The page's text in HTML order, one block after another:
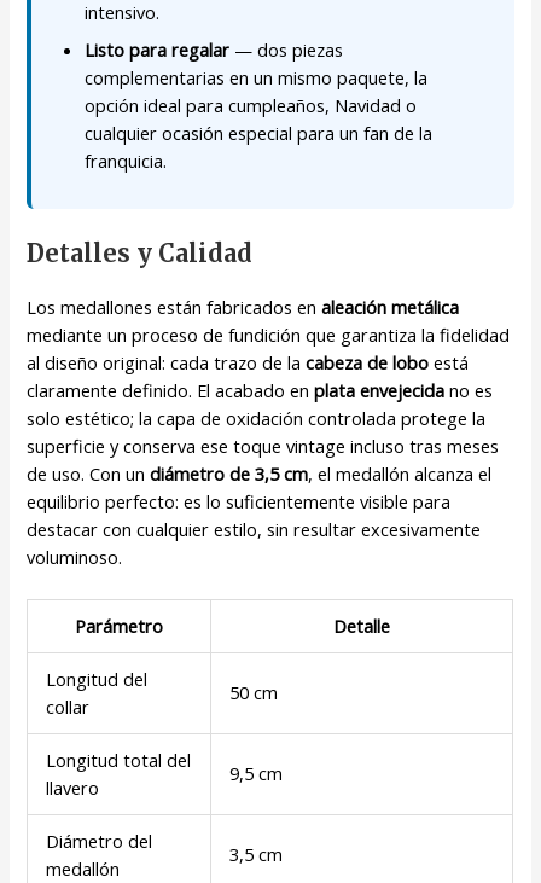
intensivo.
Listo para regalar — dos piezas
complementarias en un mismo paquete, la
opción ideal para cumpleaños, Navidad o
cualquier ocasión especial para un fan de la
franquicia.
Detalles y Calidad
Los medallones están fabricados enaleación metálica
mediante un proceso de fundición que garantiza la fidelidad
al diseño original: cada trazo de lacabeza de lobo está
claramente definido. El acabado enplata envejecida no es
solo estético; la capa de oxidación controlada protege la
superficie y conserva ese toque vintage incluso tras meses
de uso. Con undiámetro de 3,5 cm, el medallón alcanza el
equilibrio perfecto: es lo suficientemente visible para
destacar con cualquier estilo, sin resultar excesivamente
voluminoso.
Parámetro Detalle
Longitud del
collar
50 cm
Longitud total del
llavero
9,5 cm
Diámetro del
medallón
3,5 cm